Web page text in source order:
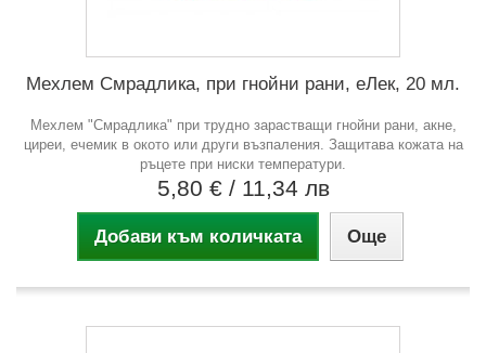
Мехлем Смрадлика, при гнойни рани, еЛек, 20 мл.
Мехлем "Смрадлика" при трудно зарастващи гнойни рани, акне,
циреи, ечемик в окото или други възпаления. Защитава кожата на
ръцете при ниски температури.
5,80 € / 11,34 лв
Добави към количката Още